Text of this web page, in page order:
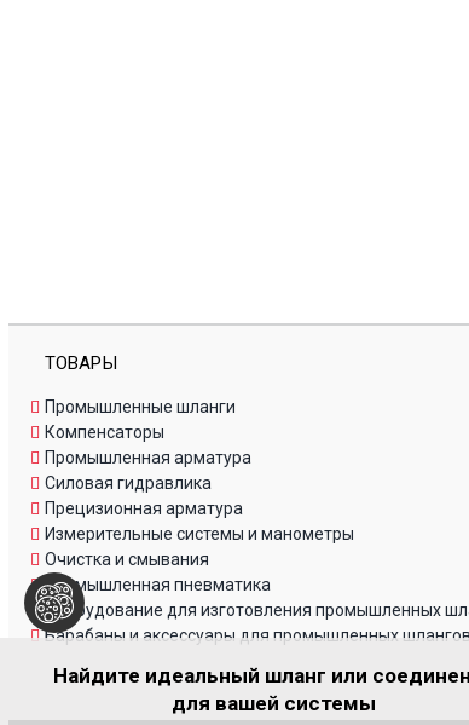
ТОВАРЫ
Промышленные шланги
Компенсаторы
Промышленная арматура
Силовая гидравлика
Прецизионная арматура
Измерительные системы и манометры
Очистка и смывания
Промышленная пневматика
Оборудование для изготовления промышленных
шлангов
Найдите идеальный шланг или
для вашей системы